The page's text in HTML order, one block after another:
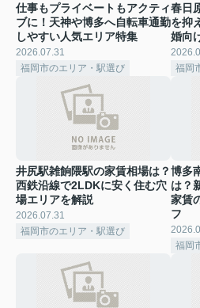
仕事もプライベートもアクティ
ブに！天神や博多へ自転車通勤
しやすい人気エリア特集
2026.07.31
福岡市のエリア・駅選び
春日
を抑
婚向
福岡
井尻駅雑餉隈駅の家賃相場は？
西鉄沿線で2LDKに安く住む穴
場エリアを解説
2026.07.31
福岡市のエリア・駅選び
博多
は？
家賃
フ
福岡